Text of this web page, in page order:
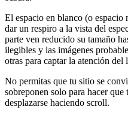
El espacio en blanco (o
dar un respiro a la vista del
parte ven reducido su tamaño
ilegibles y las imágenes
otras para captar la atención del
No permitas que tu sitio se
sobreponen solo para hacer que
desplazarse haciendo scroll.